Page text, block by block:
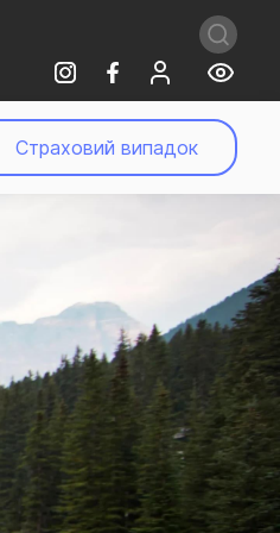
Страховий випадок